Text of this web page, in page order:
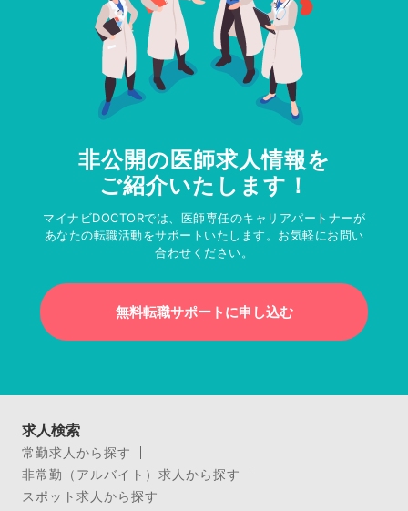
非公開の医師求人情報を
ご紹介いたします！
マイナビDOCTORでは、医師専任のキャリアパートナーが
あなたの転職活動をサポートいたします。お気軽にお問い
合わせください。
無料転職サポートに申し込む
求人検索
常勤求人から探す
非常勤（アルバイト）求人から探す
スポット求人から探す